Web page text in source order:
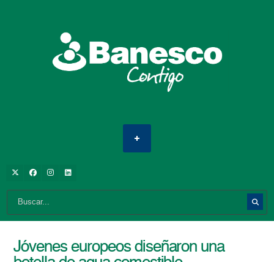
Jóvenes europeos diseñaron una